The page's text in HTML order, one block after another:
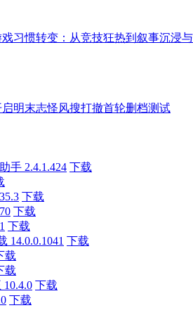
习惯转变：从竞技狂热到叙事沉浸
明末志怪风搜打撤首轮删档测试
手 2.4.1.424 下载
下载
下载
下载
14.0.0.1041 下载
载
载
下载
下载